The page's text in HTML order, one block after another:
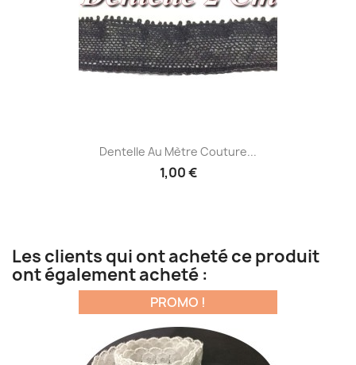
Dentelle Au Mètre Couture...
1,00 €
Les clients qui ont acheté ce produit
ont également acheté :
PROMO !